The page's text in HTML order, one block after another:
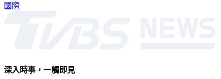
國際
深入時事，一觸即見